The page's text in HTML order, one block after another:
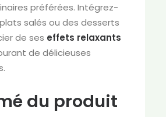
préférées. Intégrez-
salés ou des desserts
de ses effets relaxants
de délicieuses
du produit